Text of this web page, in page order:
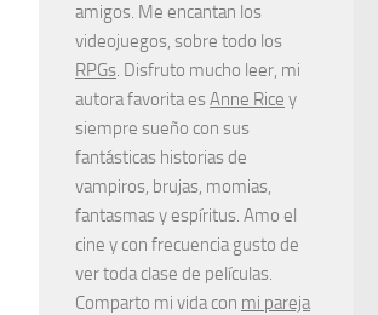
amigos. Me encantan los
videojuegos, sobre todo los
RPGs. Disfruto mucho leer, mi
autora favorita esAnne Rice y
siempre sueño con sus
fantásticas historias de
vampiros, brujas, momias,
fantasmas y espíritus. Amo el
cine y con frecuencia gusto de
ver toda clase de películas.
Comparto mi vida con mi pareja